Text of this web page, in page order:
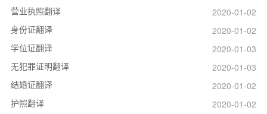
营业执照翻译
2020-01-02
身份证翻译
2020-01-02
学位证翻译
2020-01-03
无犯罪证明翻译
2020-01-03
结婚证翻译
2020-01-02
护照翻译
2020-01-02